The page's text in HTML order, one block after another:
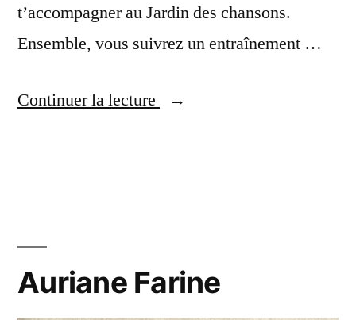
t’accompagner au Jardin des chansons.
Ensemble, vous suivrez un entraînement …
Continuer la lecture
Auriane Farine